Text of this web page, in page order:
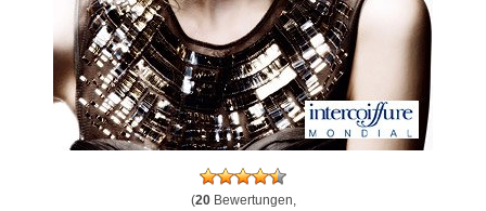
(20Bewertungen,